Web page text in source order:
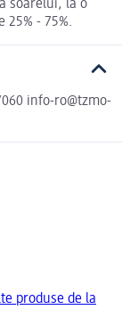
soarelui, la o
- 75%.
info-ro@tzmo-
produse de la